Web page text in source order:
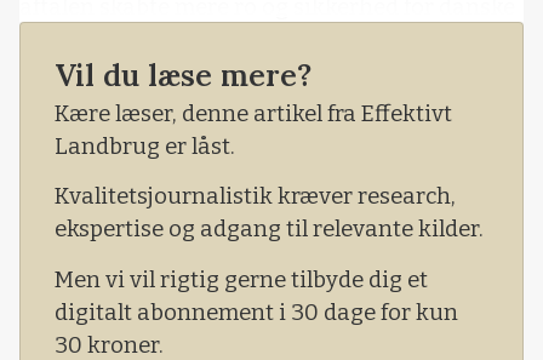
ud af munden på EU-Kommissionens formand
og chefforhandler Ursula von der Leyen, der
selv pointerede, at aftalen gav Europas
Vil du læse mere?
Kære læser, denne artikel fra Effektivt
Landbrug er låst.
Kvalitetsjournalistik kræver research,
ekspertise og adgang til relevante kilder.
Men vi vil rigtig gerne tilbyde dig et
digitalt abonnement i 30 dage for kun
30 kroner.